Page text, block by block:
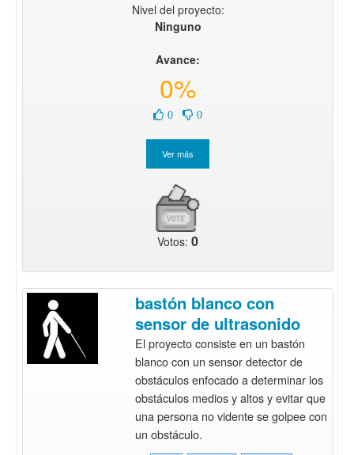
Nivel del proyecto:
Ninguno
Avance:
0%
0 0
Votos: 0
bastón blanco con
sensor de ultrasonido
El proyecto consiste en un bastón
blanco con un sensor detector de
obstáculos enfocado a determinar los
obstáculos medios y altos y evitar que
una persona no vidente se golpee con
un obstáculo.